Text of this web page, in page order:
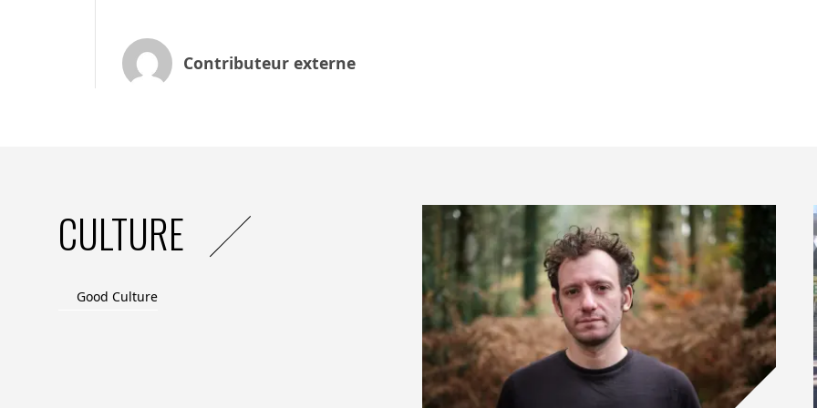
de salons ou réunions de la FEEF.
Il existe bien entendu d’autres labels RSE en France et à l’international comme B-Corp ou
Ecovadis.
Le fait de se doter d’un référentiel est un élément déterminant pour pouvoir se mettre en
route et pouvoir documenter ses bonnes pratiques, sélectionner des indicateurs pertinents, se
comparer à la concurrence.
Dans ce cadre, la labellisation PME+ nous a permis de définir nos points de force sur lesquels
nous souhaitons capitaliser et cultiver notre singularité :
1. Empreinte Environnement : PAGES pratique l’éco-conception depuis de très nombreuses
années. Nous avons ainsi supprimé la cellophane de nos boites en 2010, le plastique des
enveloppes qui sont maintenant en papier, et la colle des sachets qui sont en papier en
matériau vierge non blanchis par des produits chimiques.
Contributeur externe
CULTURE
Good Culture